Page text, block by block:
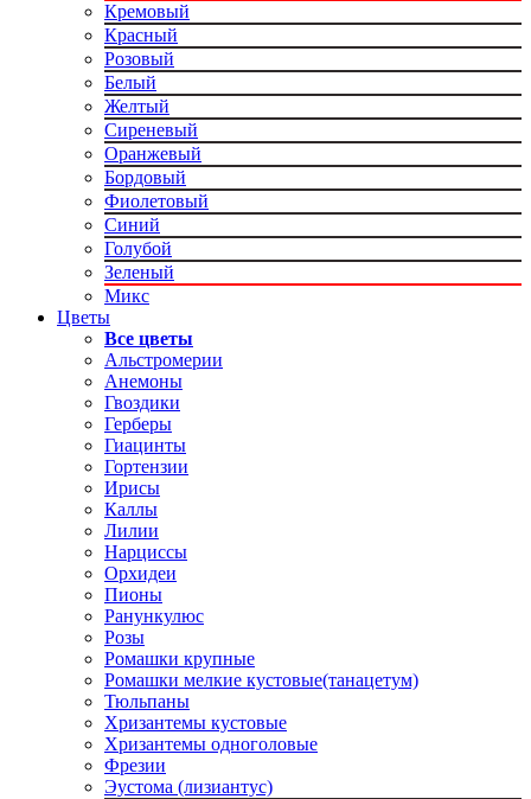
Кремовый
Красный
Розовый
Белый
Желтый
Сиреневый
Оранжевый
Бордовый
Фиолетовый
Синий
Голубой
Зеленый
Микс
Цветы
Все цветы
Альстромерии
Анемоны
Гвоздики
Герберы
Гиацинты
Гортензии
Ирисы
Каллы
Лилии
Нарциссы
Орхидеи
Пионы
Ранункулюс
Розы
Ромашки крупные
Ромашки мелкие кустовые(танацетум)
Тюльпаны
Хризантемы кустовые
Хризантемы одноголовые
Фрезии
Эустома (лизиантус)